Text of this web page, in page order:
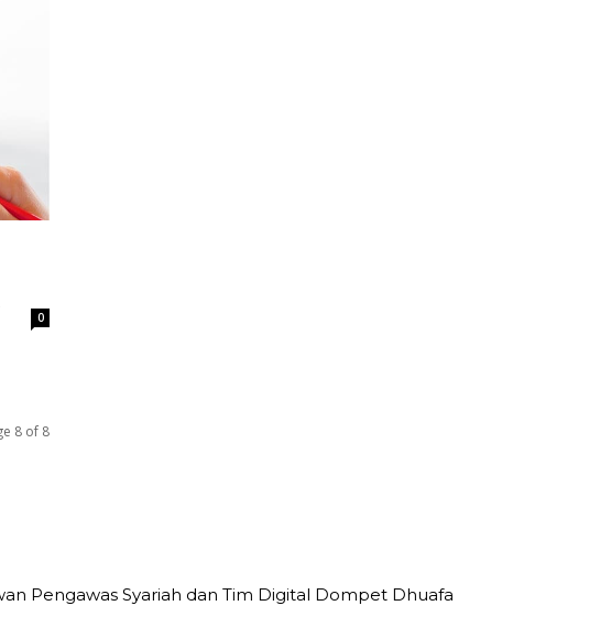
0
8 of 8
Pengawas Syariah dan Tim Digital Dompet Dhuafa